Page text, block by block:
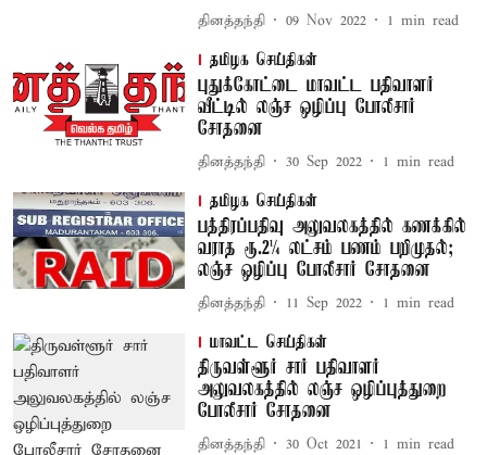
தினத்தந்தி 09 Nov 2022 1 min read
தமிழக செய்திகள்
புதுக்கோட்டை மாவட்ட பதிவாளர்
வீட்டில் லஞ்ச ஒழிப்பு போலீசார்
சோதனை
தினத்தந்தி 30 Sep 2022 1 min read
தமிழக செய்திகள்
பத்திரப்பதிவு அலுவலகத்தில் கணக்கில்
வராத ரூ.2¼ லட்சம் பணம் பறிமுதல்;
லஞ்ச ஒழிப்பு போலீசார் சோதனை
தினத்தந்தி 11 Sep 2022 1 min read
மாவட்ட செய்திகள்
திருவள்ளூர் சார் பதிவாளர்
அலுவலகத்தில் லஞ்ச ஒழிப்புத்துறை
போலீசார் சோதனை
தினத்தந்தி 30 Oct 2021 1 min read